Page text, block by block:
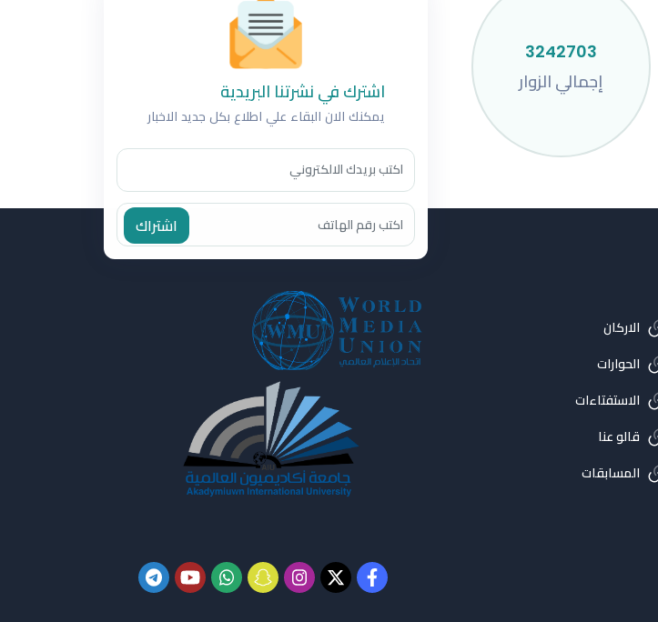
3242703
إجمالي الزوار
اشترك في نشرتنا البريدية
يمكنك الان البقاء علي اطلاع بكل جديد الاخبار
اشتراك
الاركان
الحوارات
الاستفتاءات
قالو عنا
المسابقات